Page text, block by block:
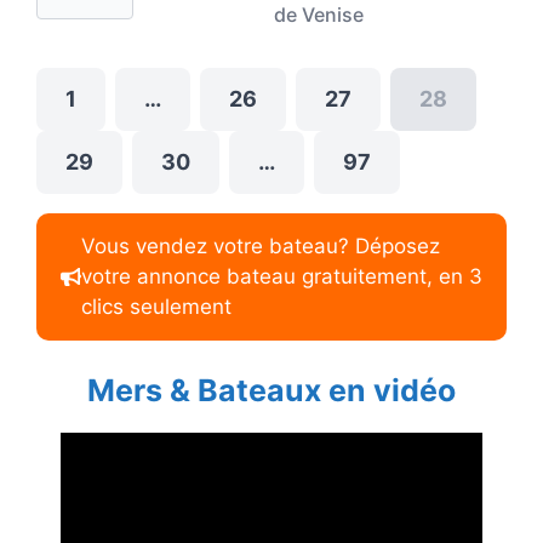
de Venise
1 … 26 27 28
29 30 … 97
Vous vendez votre bateau? Déposez
votre annonce bateau gratuitement, en 3
clics seulement
Mers & Bateaux en vidéo